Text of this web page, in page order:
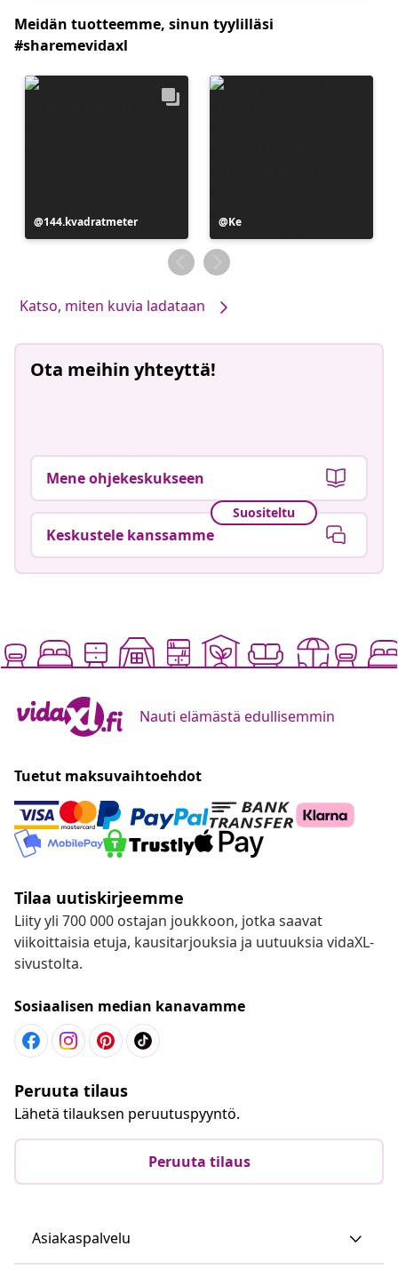
Meidän tuotteemme, sinun tyylilläsi
#sharemevidaxl
Julkaissut
144.kvadratmeter Julkaissut
Ke
Katso, miten kuvia ladataan
Ota meihin yhteyttä!
Mene ohjekeskukseen
Suositeltu
Keskustele kanssamme
Nauti elämästä edullisemmin
Tuetut maksuvaihtoehdot
Tilaa uutiskirjeemme
Liity yli 700 000 ostajan joukkoon, jotka saavat
viikoittaisia etuja, kausitarjouksia ja uutuuksia vidaXL-
sivustolta.
Sosiaalisen median kanavamme
Peruuta tilaus
Lähetä tilauksen peruutuspyyntö.
Peruuta tilaus
Asiakaspalvelu